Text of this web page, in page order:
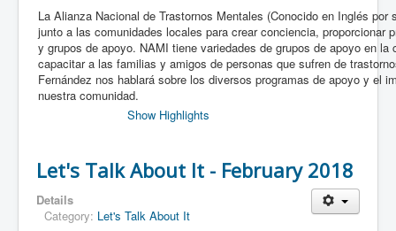
La Alianza Nacional de Trastornos Mentales (Conocido en Inglés
junto a las comunidades locales para crear conciencia, proporcionar
y grupos de apoyo. NAMI tiene variedades de grupos de apoyo en la
capacitar a las familias y amigos de personas que sufren de
Fernández nos hablará sobre los diversos programas de apoyo y el
nuestra comunidad.
Show Highlights
Let's Talk About It - February 2018
Details
Category: Let's Talk About It